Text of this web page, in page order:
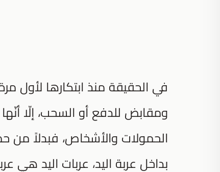
في الحقيقة منذ ابتكارها لأول
ومقابض للدفع أو السحب، إلّا
الحمولات والأشخاص، فبدلاً
بداخل عربة اليد، عربات اليد هي